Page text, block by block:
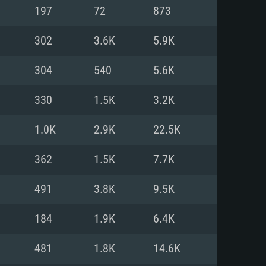
DirectX 11 ou plus et
1060 et plus, Radeon RX
Internet à haut débit
Vega II ou plus avec
Internet à haut débit
1060 avec les derniers
mois) / de même pour AMD
les derniers drivers de
197 72 873
302 3.6K 5.9K
304 540 5.6K
330 1.5K 3.2K
1.0K 2.9K 22.5K
362 1.5K 7.7K
491 3.8K 9.5K
184 1.9K 6.4K
481 1.8K 14.6K